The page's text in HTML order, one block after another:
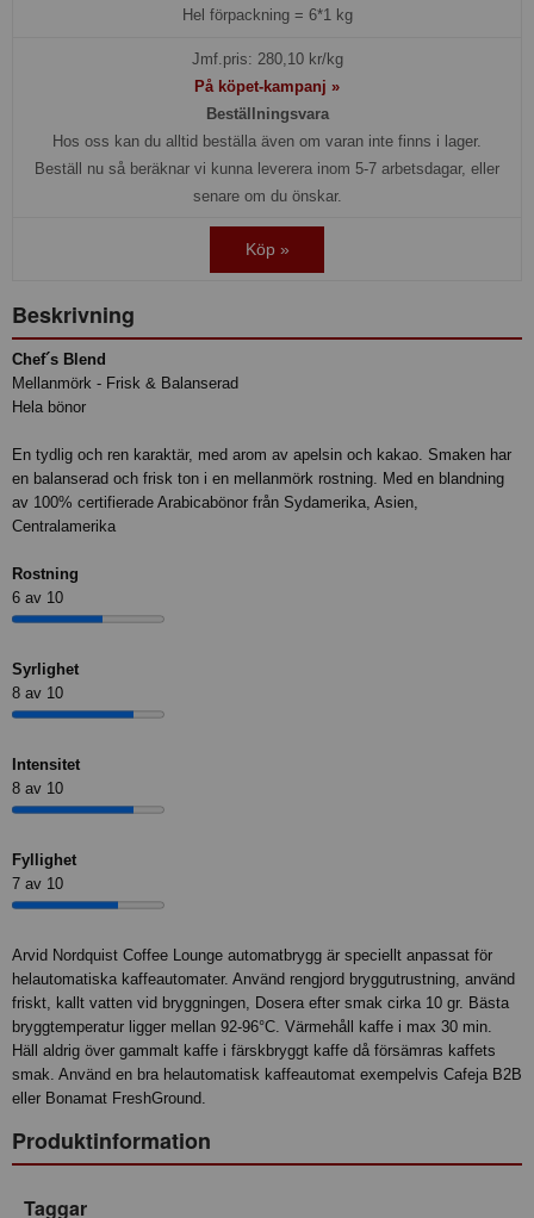
Hel förpackning = 6*1 kg
Jmf.pris: 280,10kr/kg
På köpet-kampanj »
Beställningsvara
Hos oss kan du alltid beställa även om varan inte finns i lager.
Beställ nu så beräknar vi kunna leverera inom 5-7 arbetsdagar, eller
senare om du önskar.
Köp »
Beskrivning
Chef´s Blend
Mellanmörk - Frisk & Balanserad
Hela bönor
En tydlig och ren karaktär, med arom av apelsin och kakao. Smaken har
en balanserad och frisk ton i en mellanmörk rostning. Med en blandning
av 100% certifierade Arabicabönor från Sydamerika, Asien,
Centralamerika
Rostning
6 av 10
Syrlighet
8 av 10
Intensitet
8 av 10
Fyllighet
7 av 10
Arvid Nordquist Coffee Lounge automatbrygg är speciellt anpassat för
helautomatiska kaffeautomater. Använd rengjord bryggutrustning, använd
friskt, kallt vatten vid bryggningen, Dosera efter smak cirka 10 gr. Bästa
bryggtemperatur ligger mellan 92-96°C. Värmehåll kaffe i max 30 min.
Häll aldrig över gammalt kaffe i färskbryggt kaffe då försämras kaffets
smak. Använd en bra helautomatisk kaffeautomat exempelvis Cafeja B2B
eller Bonamat FreshGround.
Produktinformation
Taggar